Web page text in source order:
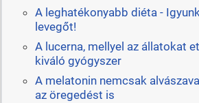
A leghatékonyabb diéta -
levegőt!
A lucerna, mellyel az állatokat
kiváló gyógyszer
A melatonin nemcsak
az öregedést is